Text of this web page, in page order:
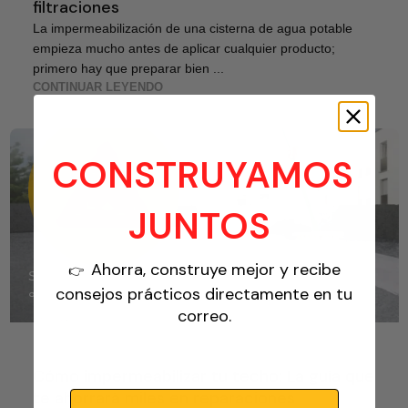
filtraciones
La impermeabilización de una cisterna de agua potable
empieza mucho antes de aplicar cualquier producto;
primero hay que preparar bien ...
CONTINUAR LEYENDO
Sika Center Edificando
te ahorrará miles en reparaciones
CONSTRUYAMOS
JUNTOS
👉 Ahorra, construye mejor y recibe
consejos prácticos directamente en tu
correo.
Email